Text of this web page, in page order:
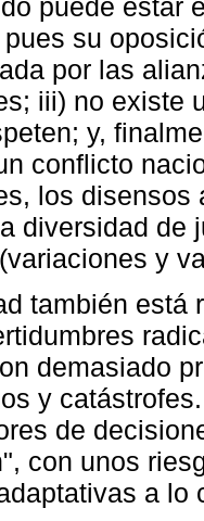
puede estar
su
por las
iii) no existe
y,
conflicto
los disensos
diversidad de
y
también está
demasiado
y
de
con unos
a lo